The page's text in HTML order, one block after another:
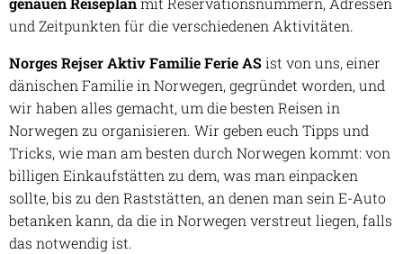
und Zeitpunkten für die verschiedenen Aktivitäten.
Norges Rejser Aktiv Familie Ferie ASist von uns, einer
dänischen Familie in Norwegen, gegründet worden, und
wir haben alles gemacht, um die besten Reisen in
Norwegen zu organisieren. Wir geben euch Tipps und
Tricks, wie man am besten durch Norwegen kommt: von
billigen Einkaufstätten zu dem, was man einpacken
sollte, bis zu den Raststätten, an denen man sein E-Auto
betanken kann, da die in Norwegen verstreut liegen, falls
das notwendig ist.